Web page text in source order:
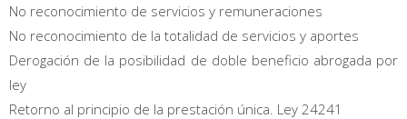
No reconocimiento de servicios y remuneraciones
No reconocimiento de la totalidad de servicios y aportes
Derogación de la posibilidad de doble beneficio abrogada por
ley
Retorno al principio de la prestación única. Ley 24241